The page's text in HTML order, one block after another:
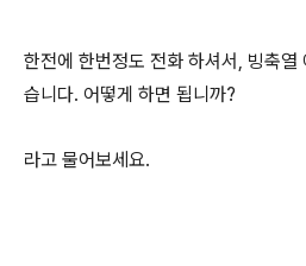
한전에 한번정도 전화 하셔서, 빙축열
습니다. 어떻게 하면 됩니까?
라고 물어보세요.